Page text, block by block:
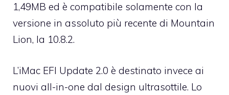
1,49MB ed è compatibile solamente con la
versione in assoluto più recente di Mountain
Lion, la 10.8.2.
L’iMac EFI Update 2.0 è destinato invece ai
nuovi all-in-one dal design ultrasottile. Lo